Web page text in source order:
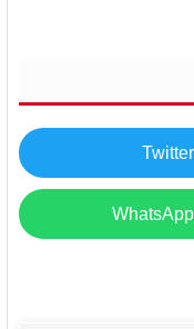
Twitter
WhatsApp